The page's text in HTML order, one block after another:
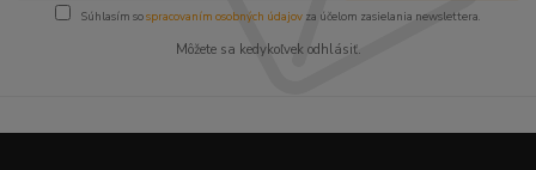
Súhlasím sospracovaním osobných údajov za účelom zasielania newslettera.
Môžete sa kedykoľvek odhlásiť.